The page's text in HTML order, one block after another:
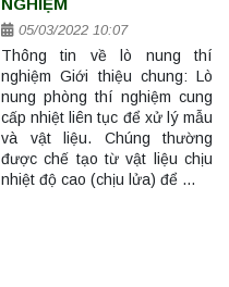
NGHIỆM
05/03/2022 10:07
Thông tin về lò nung thí
nghiệm Giới thiệu chung: Lò
nung phòng thí nghiệm cung
cấp nhiệt liên tục để xử lý mẫu
và vật liệu. Chúng thường
được chế tạo từ vật liệu chịu
nhiệt độ cao (chịu lửa) để …